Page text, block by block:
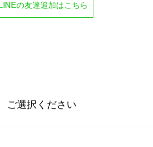
LINEの友達追加はこちら
ご選択ください